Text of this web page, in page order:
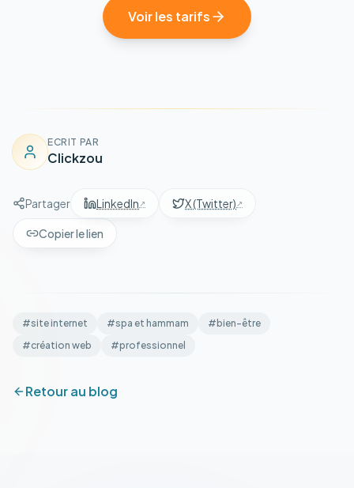
Voir les tarifs
ECRIT PAR
Clickzou
Partager LinkedIn X (Twitter)
Copier le lien
#site internet #spa et hammam # bien-être
#création web #professionnel
Retour au blog